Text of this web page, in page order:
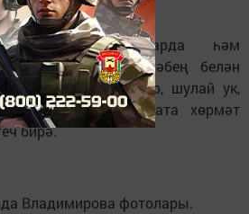
укучыларда һәм
һәм үз мәктәбең белән
Бу эшләр, шулай ук,
тирә мохиткә карата хөрмәт
бирә.
Владимирова фотолары.